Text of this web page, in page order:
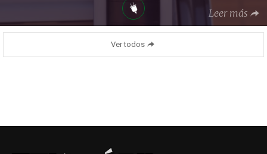
Leer más
Ver todos